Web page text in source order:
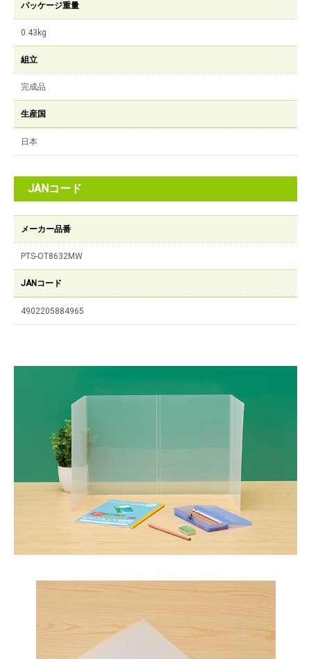
パッケージ重量
0.43kg
組立
完成品
生産国
日本
JANコード
メーカー品番
PTS-OT8632MW
JANコード
4902205884965